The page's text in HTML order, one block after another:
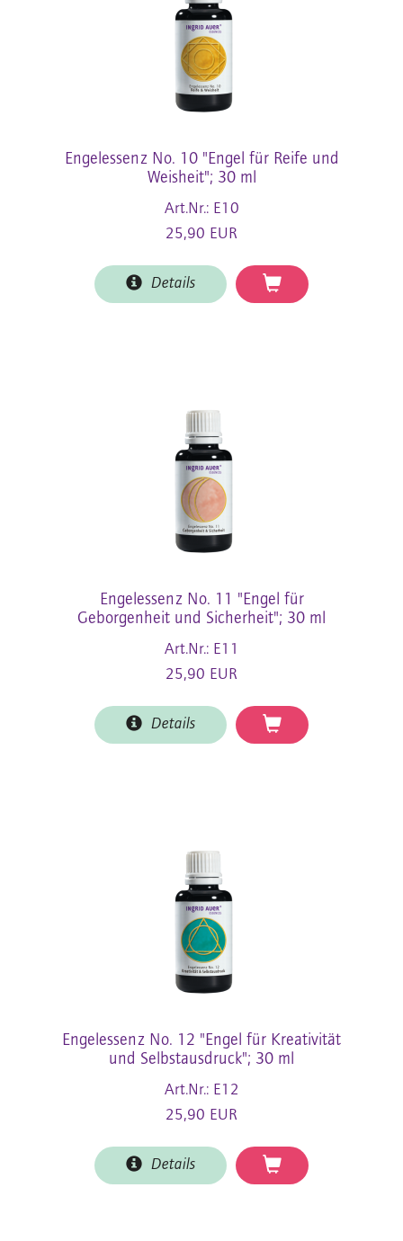
Engelessenz No. 10 "Engel für Reife und
Weisheit"; 30 ml
Art.Nr.: E10
25,90 EUR
Details
Engelessenz No. 11 "Engel für
Geborgenheit und Sicherheit"; 30 ml
Art.Nr.: E11
25,90 EUR
Details
Engelessenz No. 12 "Engel für Kreativität
und Selbstausdruck"; 30 ml
Art.Nr.: E12
25,90 EUR
Details